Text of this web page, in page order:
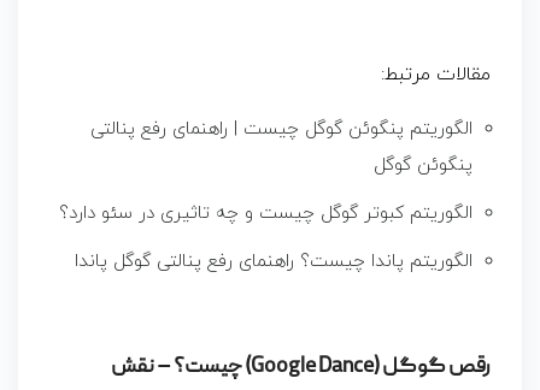
مقالات مرتبط:
الگوریتم پنگوئن گوگل چیست | راهنمای رفع پنالتی
پنگوئن گوگل
الگوریتم کبوتر گوگل چیست و چه تاثیری در سئو دارد؟
الگوریتم پاندا چیست؟ راهنمای رفع پنالتی گوگل پاندا
رقص گوگل (Google Dance) چیست؟ – نقش